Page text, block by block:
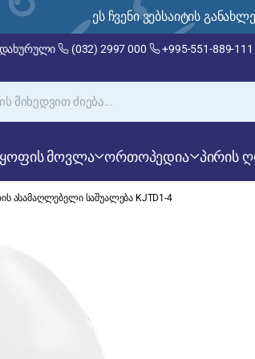
ეს ჩვენი ვებსაიტის
დახურული (032) 2997 000 +995-551-889-111
მოვლა ორთოპედია პირის
ასამაღლებელი საშუალება KJTD1-4